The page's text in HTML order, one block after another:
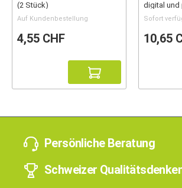
(2 Stück)
Auf Kundenbestellung
4,55 CHF
digital und
Sofort
10,65
Persönliche Beratung
Schweizer